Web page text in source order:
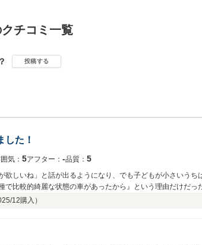
チコミ一覧
投稿する
した！
気： 5アフター： ‐品質： 5
欲しいね」と話が出るようになり、でも子どもが小さいう
で比較的綺麗な状態の車があったから』という理由だけだ
た。 また機会があればお願いしたいなと思います。 この度
12購入）